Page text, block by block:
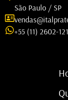
São Paulo / SP
+55 (11) 2602-